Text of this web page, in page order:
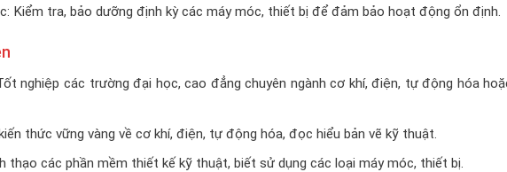
Kiểm tra, bảo dưỡng định kỳ các máy móc, thiết bị để đảm bảo hoạt động ổn định.
nghiệp các trường đại học, cao đẳng chuyên ngành cơ khí, điện, tự động hóa
thức vững vàng về cơ khí, điện, tự động hóa, đọc hiểu bản vẽ kỹ thuật.
thạo các phần mềm thiết kế kỹ thuật, biết sử dụng các loại máy móc, thiết bị.